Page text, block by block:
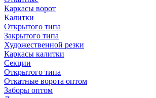
Каркасы ворот
Калитки
Открытого типа
Закрытого типа
Художественной резки
Каркасы калитки
Секции
Открытого типа
Откатные ворота оптом
Заборы оптом